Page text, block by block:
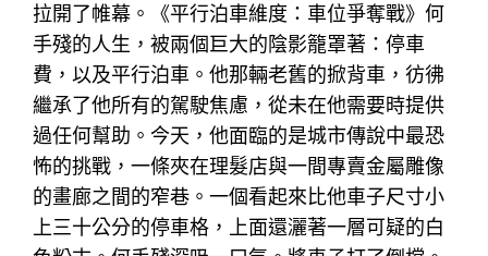
拉開了帷幕。《平行泊車維度：車位爭奪戰》何
手殘的人生，被兩個巨大的陰影籠罩著：停車
費，以及平行泊車。他那輛老舊的掀背車，彷彿
繼承了他所有的駕駛焦慮，從未在他需要時提供
過任何幫助。今天，他面臨的是城市傳說中最恐
怖的挑戰，一條夾在理髮店與一間專賣金屬雕像
的畫廊之間的窄巷。一個看起來比他車子尺寸小
上三十公分的停車格，上面還灑著一層可疑的白